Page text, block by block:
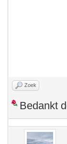
Zoek
Bedankt